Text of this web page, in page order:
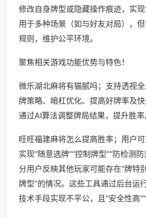
修改自身牌型或隐藏操作痕迹，实现
用于多种场景（如与好友对局），
规则，维护公平环境。
聚焦相关游戏功能优势与特色！
微乐湖北麻将有猫腻吗；支持透视
牌策略、暗杠优化、提高好牌率及快
通过AI算法调整牌局结果，提升胜率
旺旺福建麻将怎么提高胜率；用户
实现“随意选牌”“控制牌型”“防检测
分用户反映其他玩家可能存在“牌特
牌型”的情况。这些工具通过后台运
技术手段实现不平公，且“安全性高”“